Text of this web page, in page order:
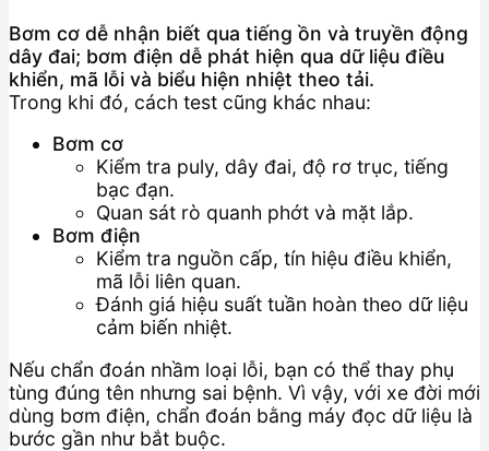
Bơm cơ dễ nhận biết qua tiếng ồn và truyền động
dây đai; bơm điện dễ phát hiện qua dữ liệu điều
khiển, mã lỗi và biểu hiện nhiệt theo tải.
Trong khi đó, cách test cũng khác nhau:
Bơm cơ
Kiểm tra puly, dây đai, độ rơ trục, tiếng
bạc đạn.
Quan sát rò quanh phớt và mặt lắp.
Bơm điện
Kiểm tra nguồn cấp, tín hiệu điều khiển,
mã lỗi liên quan.
Đánh giá hiệu suất tuần hoàn theo dữ liệu
cảm biến nhiệt.
Nếu chẩn đoán nhầm loại lỗi, bạn có thể thay phụ
tùng đúng tên nhưng sai bệnh. Vì vậy, với xe đời mới
dùng bơm điện, chẩn đoán bằng máy đọc dữ liệu là
bước gần như bắt buộc.